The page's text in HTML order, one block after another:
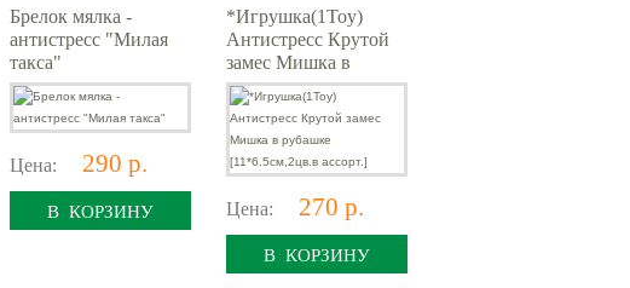
Брелок мялка -
антистресс "Милая
такса"
Цена: 290 р.
В КОРЗИНУ
*Игрушка(1Toy)
Антистресс Крутой
замес Мишка в
рубашке
[11*6.5см,2цв.в
ассорт.]
Цена: 270 р.
В КОРЗИНУ